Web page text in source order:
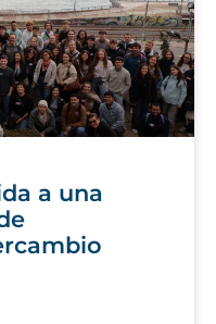
a una